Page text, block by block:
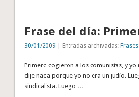
Frase del día:
30/01/2009 | Entradas archivadas:
Primero cogieron a los comunistas, y
dije nada porque yo no era un judío.
sindicalista. Luego …